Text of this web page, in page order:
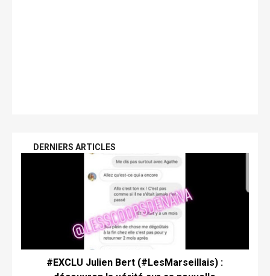
DERNIERS ARTICLES
#EXCLU Julien Bert (#LesMarseillais) :